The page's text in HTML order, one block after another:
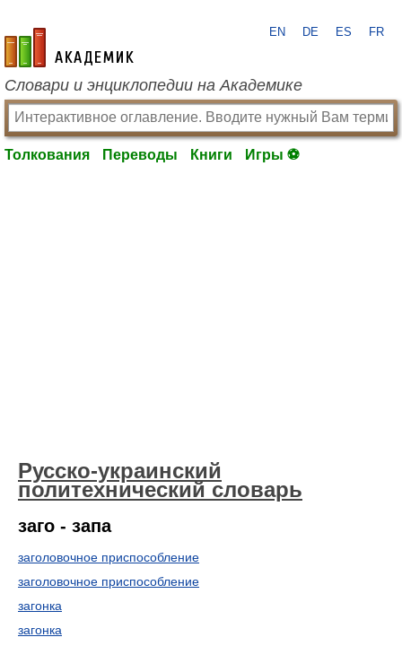
academic.ru
EN DE ES FR
Словари и энциклопедии на Академике
Толкования Переводы Книги Игры ⚽
Русско-украинский
политехнический словарь
заго - запа
заголовочное приспособление
заголовочное приспособление
загонка
загонка